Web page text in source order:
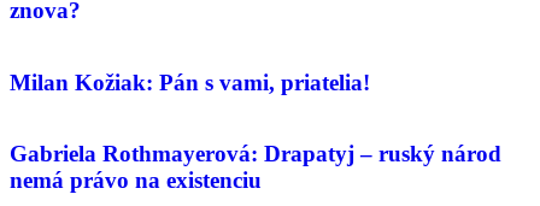
znova?
Milan Kožiak: Pán s vami, priatelia!
Gabriela Rothmayerová: Drapatyj – ruský národ
nemá právo na existenciu